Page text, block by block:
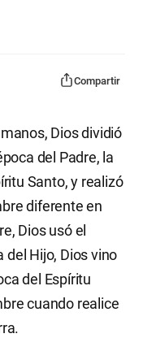
Compartir
Dios dividió
del Padre, la
Santo, y realizó
diferente en
Dios usó el
del Hijo, Dios vino
del Espíritu
cuando realice